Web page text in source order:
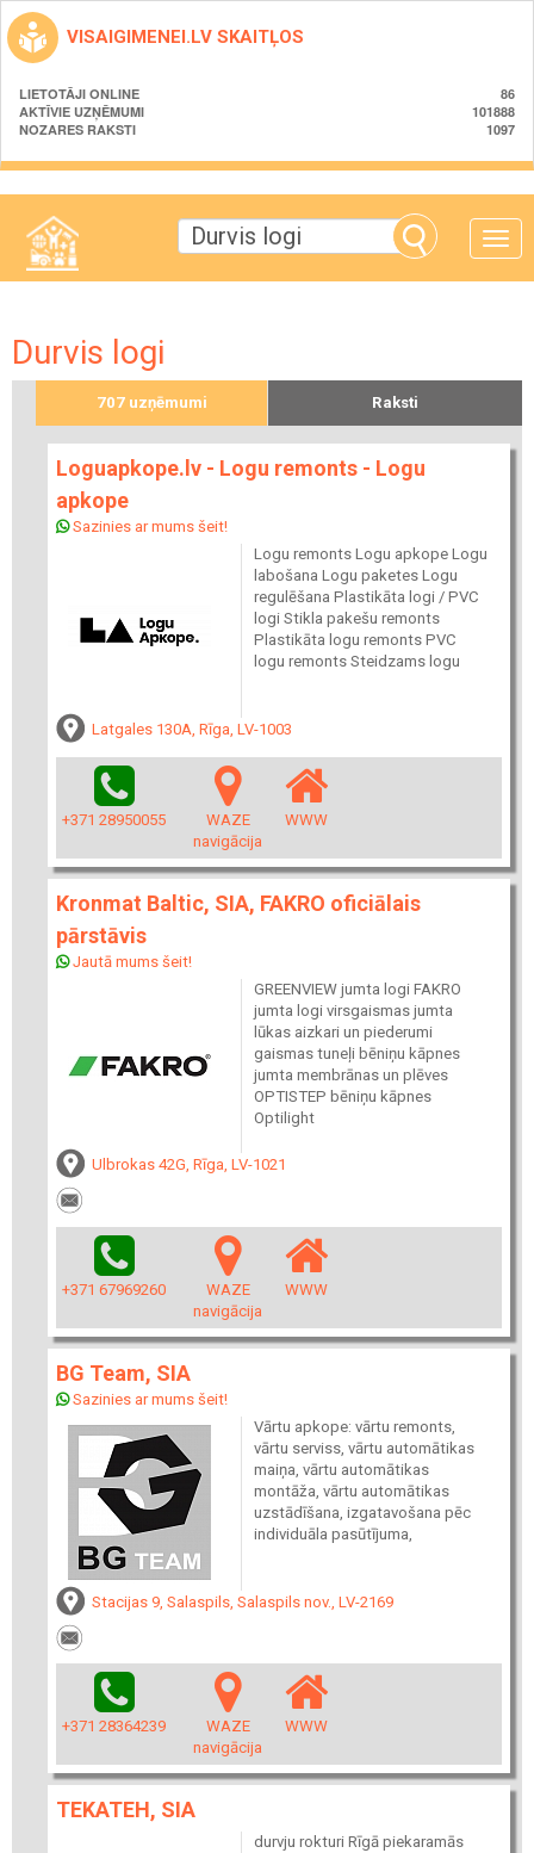
VISAIGIMENEI.LV SKAITĻOS
LIETOTĀJI ONLINE
86
AKTĪVIE UZŅĒMUMI
101888
NOZARES RAKSTI
1097
Toggle
Durvis logi
707 uzņēmumi Raksti
Loguapkope.lv - Logu remonts - Logu
apkope
Sazinies ar mums šeit!
Logu remonts Logu apkope Logu
labošana Logu paketes Logu
regulēšana Plastikāta logi / PVC
logi Stikla pakešu remonts
Plastikāta logu remonts PVC
logu remonts Steidzams logu
Latgales 130A, Rīga, LV-1003
+371 28950055
WAZE
navigācija
WWW
Kronmat Baltic, SIA, FAKRO oficiālais
pārstāvis
Jautā mums šeit!
GREENVIEW jumta logi FAKRO
jumta logi virsgaismas jumta
lūkas aizkari un piederumi
gaismas tuneļi bēniņu kāpnes
jumta membrānas un plēves
OPTISTEP bēniņu kāpnes
Optilight
Ulbrokas 42G, Rīga, LV-1021
+371 67969260
WAZE
navigācija
WWW
BG Team, SIA
Sazinies ar mums šeit!
Vārtu apkope: vārtu remonts,
vārtu serviss, vārtu automātikas
maiņa, vārtu automātikas
montāža, vārtu automātikas
uzstādīšana, izgatavošana pēc
individuāla pasūtījuma,
Stacijas 9, Salaspils, Salaspils nov., LV-2169
+371 28364239
WAZE
navigācija
WWW
TEKATEH, SIA
durvju rokturi Rīgā piekaramās